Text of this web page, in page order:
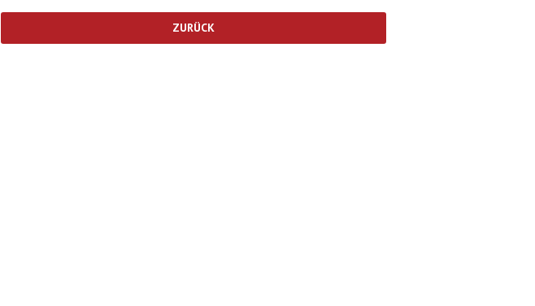
ZURÜCK